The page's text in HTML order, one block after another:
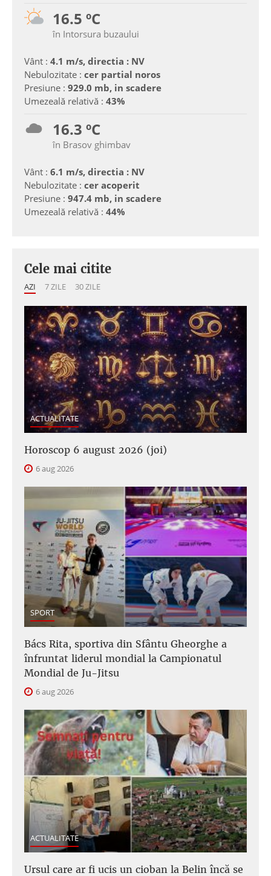
16.5 ºC
în Intorsura buzaului
Vânt : 4.1 m/s, directia : NV
Nebulozitate : cer partial noros
Presiune : 929.0 mb, in scadere
Umezeală relativă : 43%
16.3 ºC
în Brasov ghimbav
Vânt : 6.1 m/s, directia : NV
Nebulozitate : cer acoperit
Presiune : 947.4 mb, in scadere
Umezeală relativă : 44%
Cele mai citite
AZI 7 ZILE 30 ZILE
ACTUALITATE
Horoscop 6 august 2026 (joi)
6 aug 2026
SPORT
Bács Rita, sportiva din Sfântu Gheorghe a
înfruntat liderul mondial la Campionatul
Mondial de Ju-Jitsu
6 aug 2026
ACTUALITATE
Ursul care ar fi ucis un cioban la Belin încă se